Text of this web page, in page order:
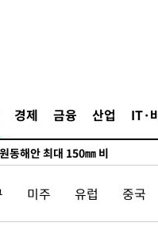
경제 금융 산업 IT·
0.6% 나스닥 1.3%↑
동해안 최대 150㎜ 비
0.6% 나스닥 1.3%↑
0.6% 나스닥 1.3%↑
미주 유럽 중국